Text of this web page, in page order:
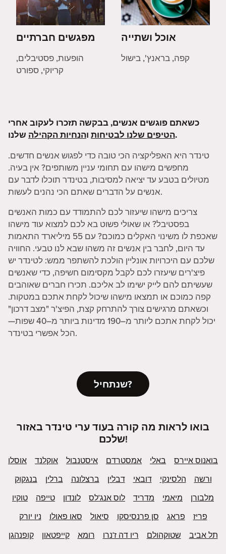
מפגשים חברתיים
הופעות, פסטיבלים,
קריוקי, ספורט
אוכל ושתייה
קפה, בראנץ', בישול
כשאתם פוגשים אנשים, בבקשה תזכרו לעקוב אחרי
הטיפים שלנו לבטיחות והנחיות הקהילה שלנו.
טינדר היא האפליקציה הכי טובה כדי לפגוש אנשים חדשים.
מחפשים מישהו עם תחומי עניין משותפים? אין בעיה.
מטיולים בטבע עד יציאה למסיבות, בטינדר תוכלו לדבר עם
אנשים על הדברים שאתם הכי נהנים לעשות.
צריכים מישהו שיעזור לכם להתמודד עם כמות האנשים
בפסטיבל? או שאולי פשוט בא לכם למצוא עוד מישהו
שאכפת לו משינוי האקלים כמוכם? עם 55 מיליארד התאמות
עד היום, לחבר בין אנשים זה משהו שבא לנו טבעי. החוויה
שלכם עם היכרויות אונליין הולכת להשתפר ממש: לטינדר יש
פיצ'רים שיעזרו לכם לקבל מקסימום חשיפה, כדי שאנשים
שעשיתם להם לייק ישימו לב אליכם. תכירו חברים שאוהבים
קפה כמוכם או תמצאו מישהו שיכול לקחת אתכם במטקות.
וכשאתם מרגישים צורך להתרחק קצת, הפיצ'ר "מצב דרכון"
יכול לקחת אתכם ליותר מ–190 מדינות ביותר מ–40 שפות—
הכל אפשרי בטינדר.
שנתחיל?
בואו לראות מה קורה בעוד ערי טינדר באזור
שלכם!
אוסלו אוקלנד איסטנבול אמסטרדם באלי
בואנוס איירס
בנגקוק
ברלין ברצלונה דבלין דובאי הלסינקי
ורשה
טוקיו
טייפה לונדון לוס אנג'לס מדריד מיאמי
מלבורן
ניו יורק
סאו פאולו סיאול סן פרנסיסקו פראג
פריז
קופנהגן
קייפטאון רומא ריו דה ז'נרו שטוקהולם תל אביב